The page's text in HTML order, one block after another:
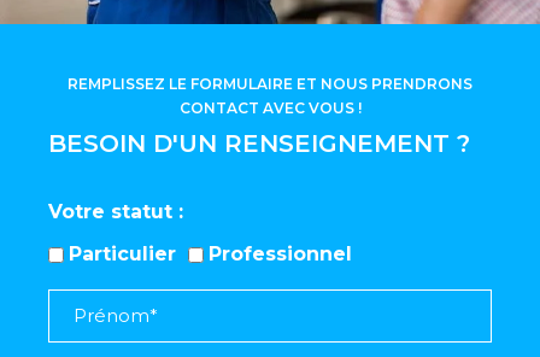
BESOIN D'UN RENSEIGNEMENT ?
REMPLISSEZ LE FORMULAIRE ET NOUS PRENDRONS
CONTACT AVEC VOUS !
Votre statut
Particulier
Professionnel